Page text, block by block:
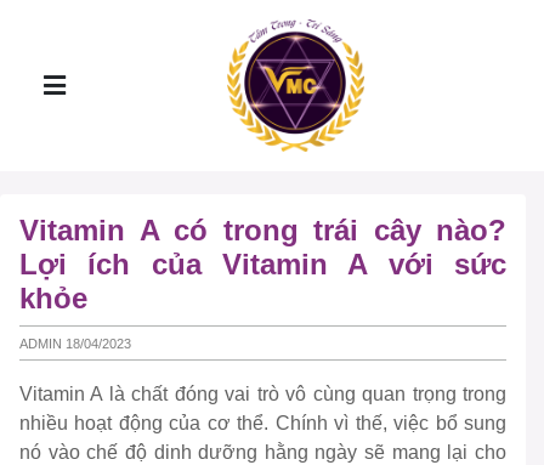
Vitamin A có trong trái cây nào?
Lợi ích của Vitamin A với sức
khỏe
ADMIN 18/04/2023
Vitamin A là chất đóng vai trò vô cùng quan trọng trong
nhiều hoạt động của cơ thể. Chính vì thế, việc bổ sung
nó vào chế độ dinh dưỡng hằng ngày sẽ mang lại cho